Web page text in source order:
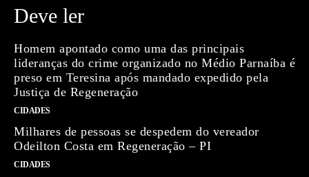
Deve ler
Homem apontado como uma das principais
lideranças do crime organizado no Médio Parnaíba é
preso em Teresina após mandado expedido pela
Justiça de Regeneração
CIDADES
Milhares de pessoas se despedem do vereador
Odeilton Costa em Regeneração – PI
CIDADES